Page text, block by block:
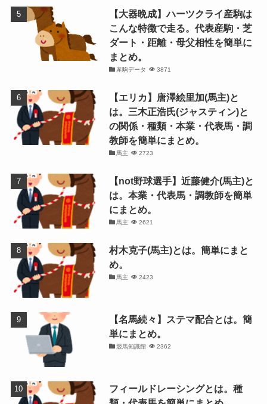
【大器晩成】ハーツクライ産駒は
こんな特徴で走る。代表産駒・芝
ダート・距離・母父相性を簡単に
まとめ。
産駒データ 3871
【エリカ】唐澤絵里加(馬主)と
は。三木正浩氏(ジャスティン)と
の関係・種類・本業・代表馬・調
教師を簡単にまとめ。
馬主 2723
【not野球選手】近藤健介(馬主)と
は。本業・代表馬・調教師を簡単
にまとめ。
馬主 2621
村木克子(馬主)とは。簡単にまと
め。
馬主 2423
【名馬続々】ステマ配合とは。簡
単にまとめ。
競馬知識館 2362
フィールドレーシングとは。種